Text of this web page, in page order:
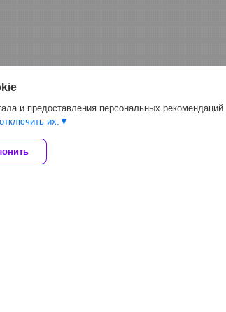
и предоставления персональных рекомендаций.
их.